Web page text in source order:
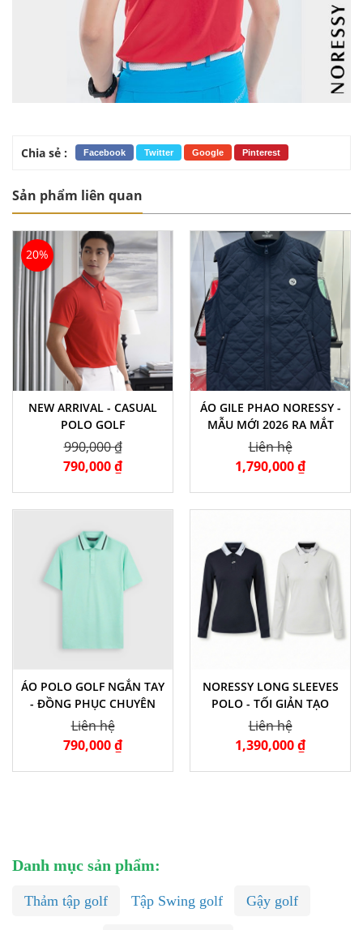
Chia sẻ : Facebook Twitter Google Pinterest
Sản phẩm liên quan
20%
NEW ARRIVAL - CASUAL
POLO GOLF
990,000 ₫
790,000 ₫
ÁO GILE PHAO NORESSY -
MẪU MỚI 2026 RA MẮT
Liên hệ
1,790,000 ₫
ÁO POLO GOLF NGẮN TAY
- ĐỒNG PHỤC CHUYÊN
NGHIỆP
Liên hệ
790,000 ₫
NORESSY LONG SLEEVES
POLO - TỐI GIẢN TẠO
NÊN ĐẲNG CẤP
Liên hệ
1,390,000 ₫
Danh mục sản phẩm:
Thảm tập golf Tập Swing golf Gậy golf